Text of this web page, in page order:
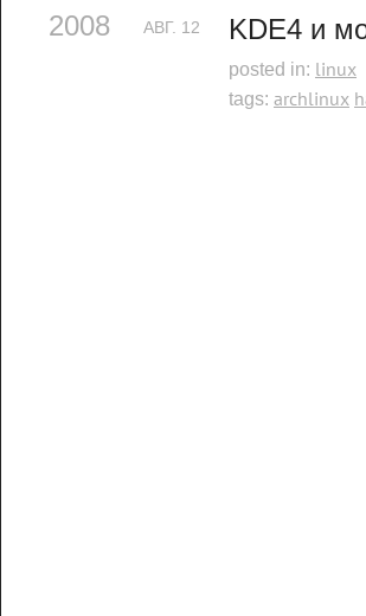
2008 KDE4 и
АВГ. 12
posted in: linux
tags: archlinux